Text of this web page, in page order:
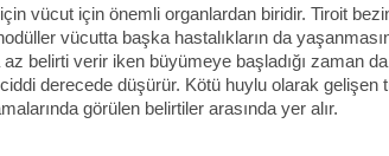
vücut için önemli organlardan biridir. Tiroit
vücutta başka hastalıkların da
belirti verir iken büyümeye başladığı zaman
derecede düşürür. Kötü huylu olarak
görülen belirtiler arasında yer alır.